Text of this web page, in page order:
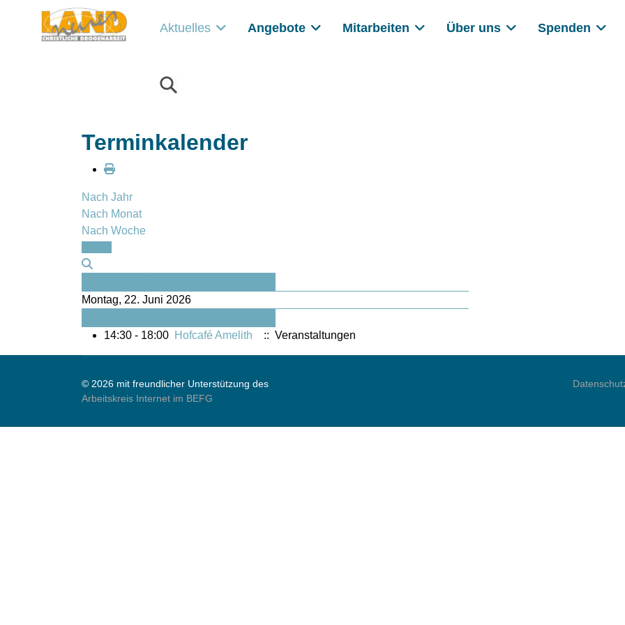
Aktuelles Angebote Mitarbeiten Über uns Spenden
Terminkalender
Nach Jahr
Nach Monat
Nach Woche
Montag, 22. Juni 2026
14:30 - 18:00 Hofcafé Amelith :: Veranstaltungen
© 2026 mit freundlicher Unterstützung des
Arbeitskreis Internet im BEFG